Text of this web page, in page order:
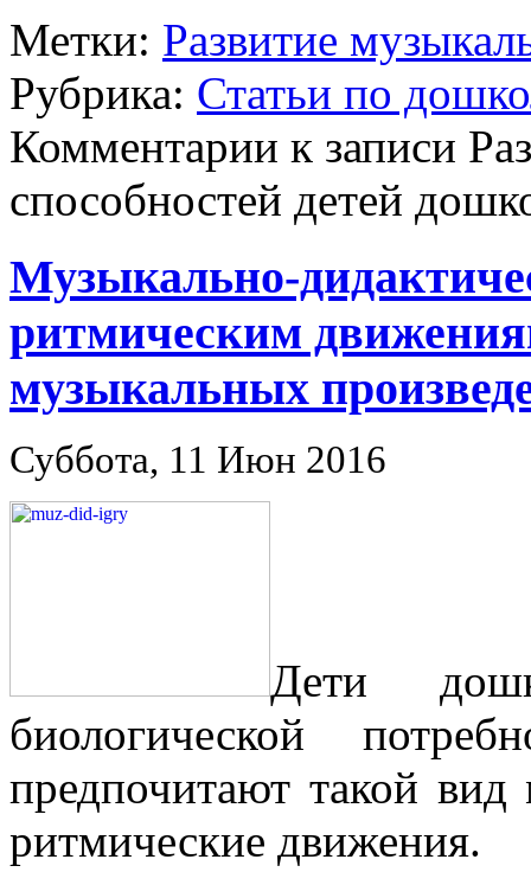
Метки: Развитие
Рубрика: Статьи по
Комментарии к записи
способностей детей
Музыкально-
ритмическим
музыкальных
Суббота, 11 Июн 2016
Дети
биологической
предпочитают такой вид
ритмические движения.